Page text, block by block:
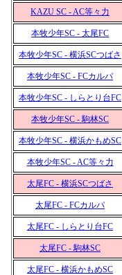
KAZU SC - AC等々力
本牧少年SC - 太尾FC
本牧少年SC - 横浜SCつばさ
本牧少年SC - FCカルパ
本牧少年SC - しらとり台FC
本牧少年SC - 駒林SC
本牧少年SC - 横浜かもめSC
本牧少年SC - AC等々力
太尾FC - 横浜SCつばさ
太尾FC - FCカルパ
太尾FC - しらとり台FC
太尾FC - 駒林SC
太尾FC - 横浜かもめSC